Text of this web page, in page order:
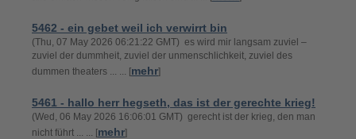
5462 - ein gebet weil ich verwirrt bin
(Thu, 07 May 2026 06:21:22 GMT) es wird mir langsam zuviel –
zuviel der dummheit, zuviel der unmenschlichkeit, zuviel des
dummen theaters ... ... [mehr]
5461 - hallo herr hegseth, das ist der gerechte krieg!
(Wed, 06 May 2026 16:06:01 GMT) gerecht ist der krieg, den man
nicht führt ... ... [mehr]